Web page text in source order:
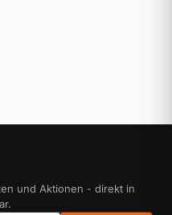
und Aktionen - direkt in